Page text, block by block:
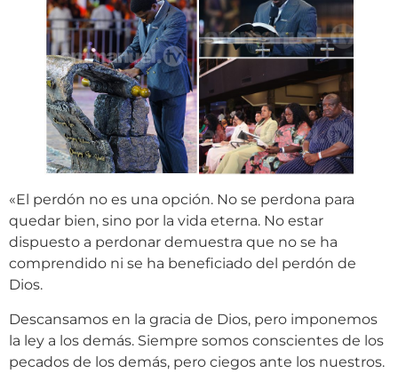
«El perdón no es una opción. No se perdona para
quedar bien, sino por la vida eterna. No estar
dispuesto a perdonar demuestra que no se ha
comprendido ni se ha beneficiado del perdón de
Dios.
Descansamos en la gracia de Dios, pero imponemos
la ley a los demás. Siempre somos conscientes de los
pecados de los demás, pero ciegos ante los nuestros.